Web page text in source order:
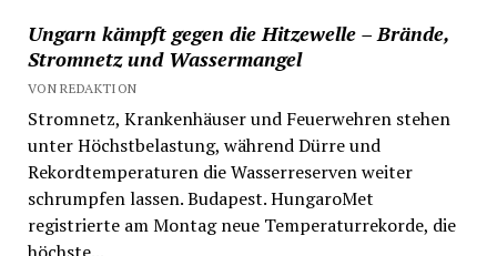
Ungarn kämpft gegen die Hitzewelle – Brände,
Stromnetz und Wassermangel
VON REDAKTION
Stromnetz, Krankenhäuser und Feuerwehren stehen
unter Höchstbelastung, während Dürre und
Rekordtemperaturen die Wasserreserven weiter
schrumpfen lassen. Budapest. HungaroMet
registrierte am Montag neue Temperaturrekorde, die